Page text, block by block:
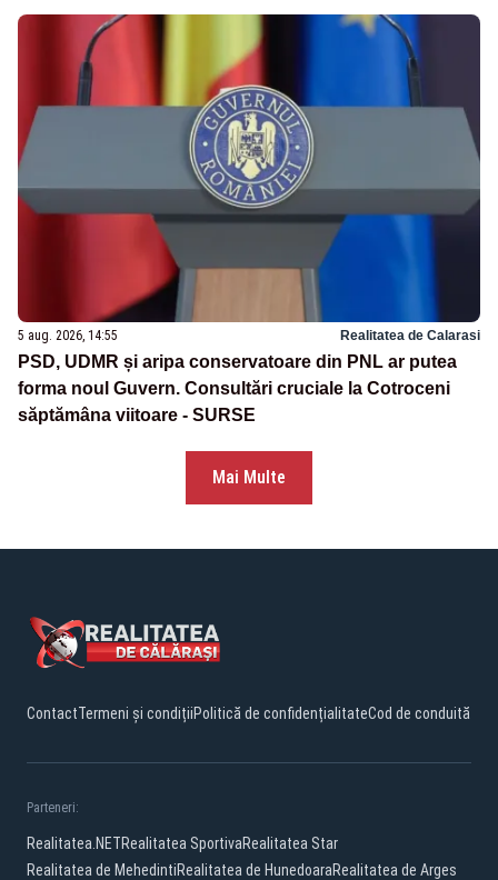
5 aug. 2026, 14:55 Realitatea de Calarasi
PSD, UDMR și aripa conservatoare din PNL ar putea
forma noul Guvern. Consultări cruciale la Cotroceni
săptămâna viitoare - SURSE
Mai Multe
ContactTermeni și condițiiPolitică de confidențialitateCod de conduită
Parteneri:
Realitatea.NETRealitatea SportivaRealitatea Star
Realitatea de MehedintiRealitatea de HunedoaraRealitatea de Arges